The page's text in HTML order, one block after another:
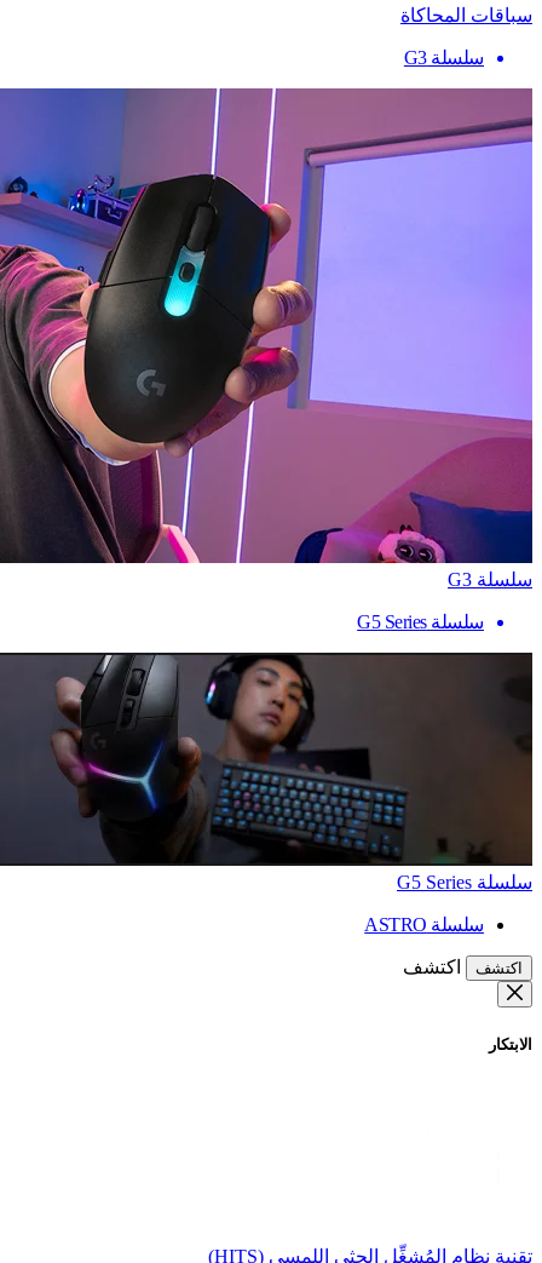
سباقات المحاكاة
سلسلة G3
سلسلة G3
سلسلة G5 Series
سلسلة G5 Series
سلسلة ASTRO
اكتشف اكتشف
الابتكار
تقنية نظام المُشغِّل الحثي اللمسي (HITS)